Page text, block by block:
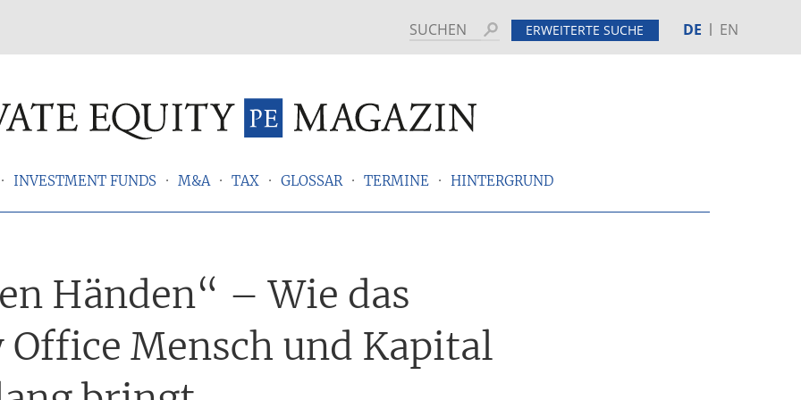
Suchen ERWEITERTE SUCHE DE EN
INVESTMENT FUNDS M&A TAX GLOSSAR TERMINE HINTERGRUND
Händen“ – Wie das
Mensch und Kapital